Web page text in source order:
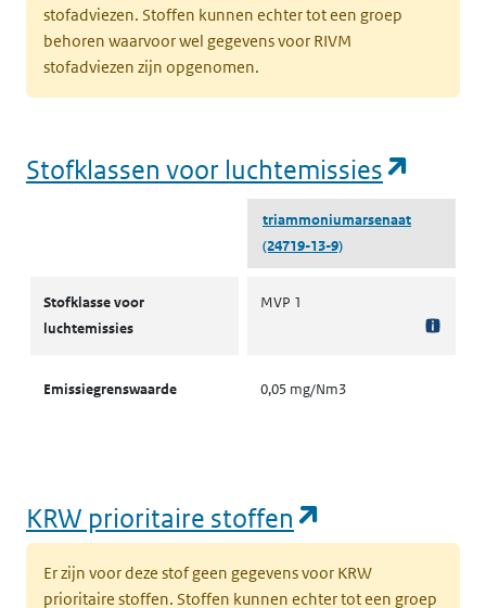
stofadviezen. Stoffen kunnen echter tot een groep
behoren waarvoor wel gegevens voor RIVM
stofadviezen zijn opgenomen.
Stofklassen voor luchtemissies
triammoniumarsenaat
(24719-13-9)
Stofklasse voor
luchtemissies
MVP 1
Emissiegrenswaarde 0,05 mg/Nm3
KRW prioritaire stoffen
Er zijn voor deze stof geen gegevens voor KRW
prioritaire stoffen. Stoffen kunnen echter tot een groep